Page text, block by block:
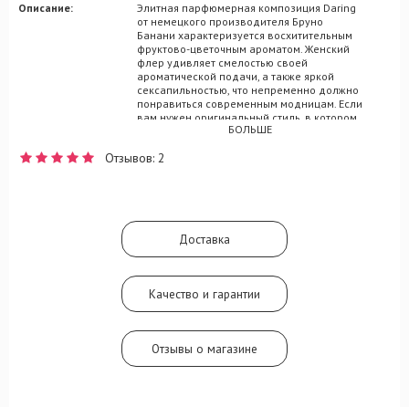
Описание:
Элитная парфюмерная композиция Daring
от немецкого производителя Бруно
Банани характеризуется восхитительным
фруктово-цветочным ароматом. Женский
флер удивляет смелостью своей
ароматической подачи, а также яркой
сексапильностью, что непременно должно
понравиться современным модницам. Если
вам нужен оригинальный стиль, в котором
раскрывается ваш игривый и своенравный
композиция начнется для вас россыпью
бергамота. Центром аромата выступили
оттенки роскошной розы, смешивающиеся
с цветами апельсина, а также хвойно-
БОЛЬШЕ
Отзывов: 2
Доставка
Качество и гарантии
Отзывы о магазине